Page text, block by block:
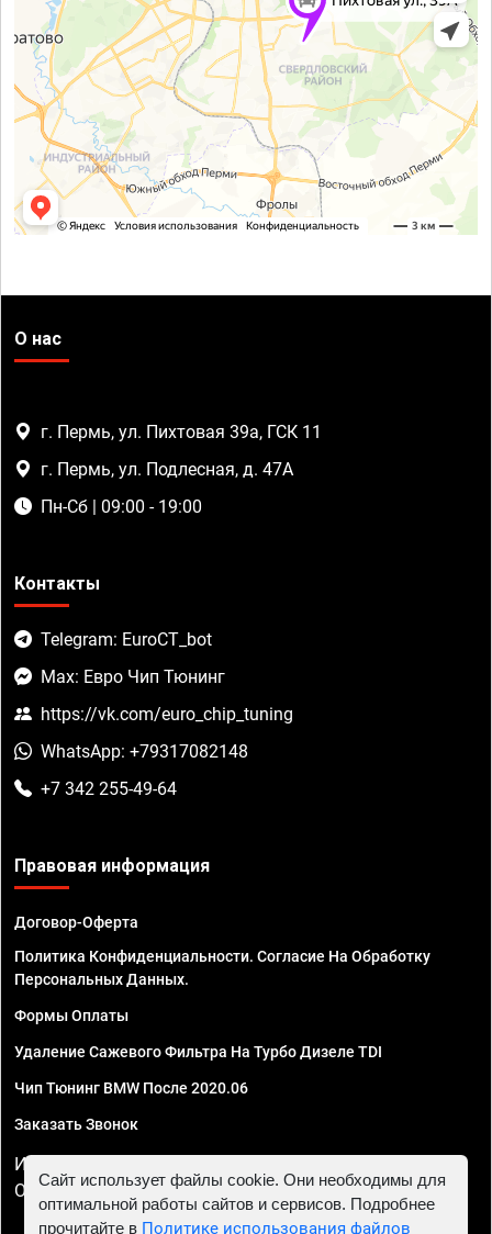
О нас
г. Пермь, ул. Пихтовая 39а, ГСК 11
г. Пермь, ул. Подлесная, д. 47А
Пн-Сб | 09:00 - 19:00
Контакты
Telegram: EuroCT_bot
Max: Евро Чип Тюнинг
https://vk.com/euro_chip_tuning
WhatsApp: +79317082148
+7 342 255-49-64
Правовая информация
Договор-Оферта
Политика Конфиденциальности. Согласие На Обработку
Персональных Данных.
Формы Оплаты
Удаление Сажевого Фильтра На Турбо Дизеле TDI
Чип Тюнинг BMW После 2020.06
Заказать Звонок
ИП Смирнов Георгий Павлович. ИНН 781302555843,
ОГРНИП 324470400032610
Сайт использует файлы cookie. Они необходимы для
оптимальной работы сайтов и сервисов. Подробнее
прочитайте в Политике использования файлов